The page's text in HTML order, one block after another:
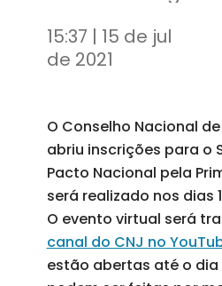
15:37 | 15 de jul
de 2021
O Conselho Nacional
abriu inscrições para o
Pacto Nacional pela
será realizado nos dias
O evento virtual será
canal do CNJ no
estão abertas até o dia